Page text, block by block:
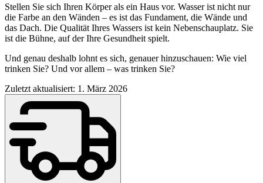
Stellen Sie sich Ihren Körper als ein Haus vor. Wasser ist nicht nur
die Farbe an den Wänden – es ist das Fundament, die Wände und
das Dach. Die Qualität Ihres Wassers ist kein Nebenschauplatz. Sie
ist die Bühne, auf der Ihre Gesundheit spielt.
Und genau deshalb lohnt es sich, genauer hinzuschauen: Wie viel
trinken Sie? Und vor allem – was trinken Sie?
Zuletzt aktualisiert: 1. März 2026